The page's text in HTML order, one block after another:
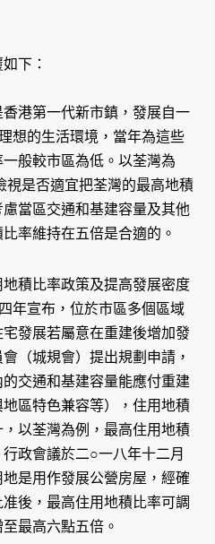
下：
香港第一代新市鎮，發展自一
想的生活環境，當年為這些
般較市區為低。以荃灣為
是否適宜把荃灣的最高地積
當區交通和基建容量及其他
率維持在五倍是合適的。
積比率政策及提高發展密度
年宣布，位於市區多個區域
發展若屬意在重建後增加發
（城規會）提出規劃申請，
交通和基建容量能應付重建
區特色兼容等），住用地積
以荃灣為例，最高住用地積
政會議於二○一八年十二月
是用作發展公營房屋，經確
後，最高住用地積比率可調
最高六點五倍。